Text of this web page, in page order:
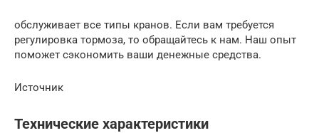
обслуживает все типы кранов. Если вам требуется
регулировка тормоза, то обращайтесь к нам. Наш опыт
поможет сэкономить ваши денежные средства.
Источник
Технические характеристики